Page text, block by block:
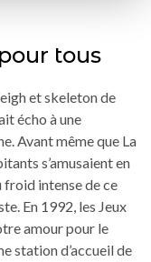
tous
et skeleton de
écho à une
Avant même que La
s’amusaient en
intense de ce
En 1992, les Jeux
amour pour le
station d’accueil de